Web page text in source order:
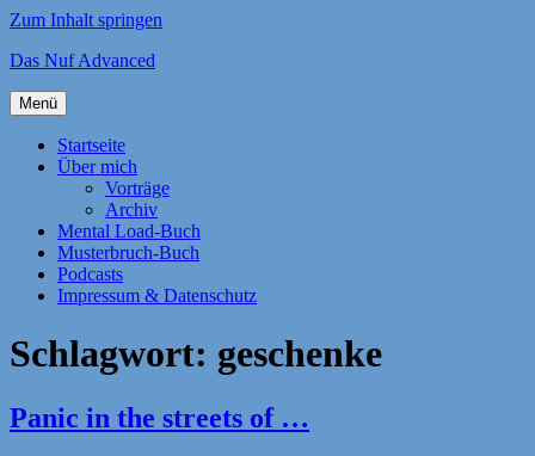
Zum Inhalt springen
Das Nuf Advanced
Menü
Startseite
Über mich
Vorträge
Archiv
Mental Load-Buch
Musterbruch-Buch
Podcasts
Impressum & Datenschutz
Schlagwort: geschenke
Panic in the streets of …